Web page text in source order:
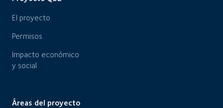
El proyecto
Permisos
Impacto económico
y social
Áreas del proyecto